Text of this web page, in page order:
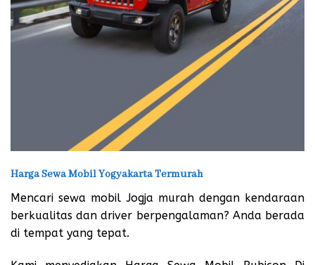
Harga Sewa Mobil Yogyakarta Termurah
Mencari sewa mobil Jogja murah dengan kendaraan
berkualitas dan driver berpengalaman? Anda berada
di tempat yang tepat.